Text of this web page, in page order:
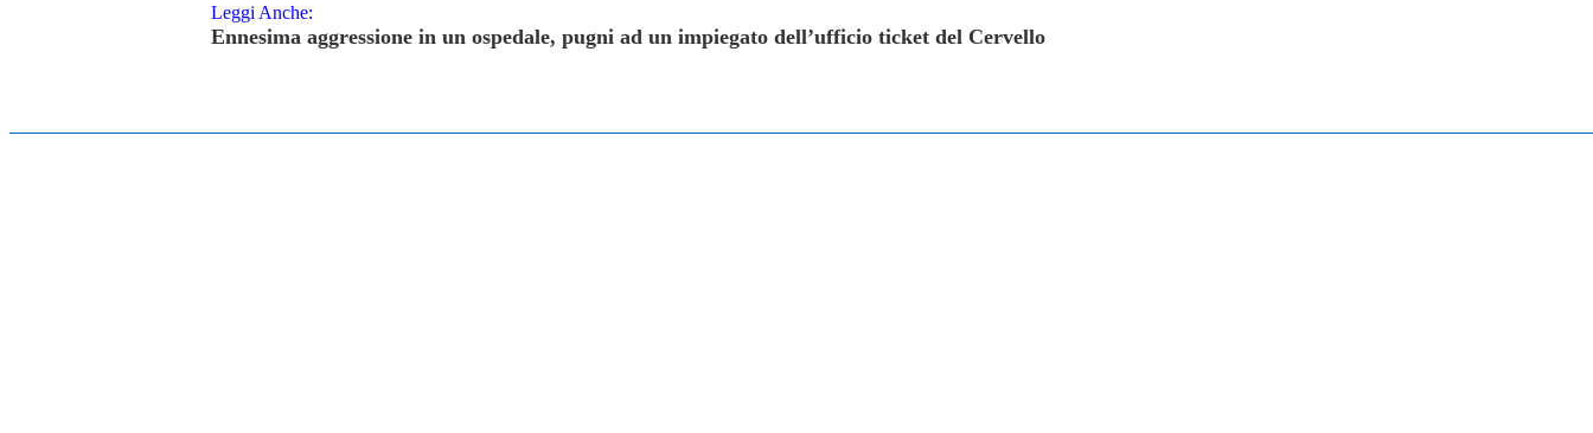
Leggi Anche:
Ennesima aggressione in un ospedale, pugni ad un impiegato dell’ufficio ticket del Cervello